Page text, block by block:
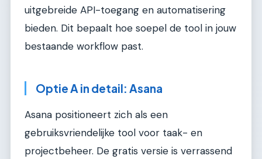
uitgebreide API-toegang en automatisering
bieden. Dit bepaalt hoe soepel de tool in jouw
bestaande workflow past.
Optie A in detail: Asana
Asana positioneert zich als een
gebruiksvriendelijke tool voor taak- en
projectbeheer. De gratis versie is verrassend